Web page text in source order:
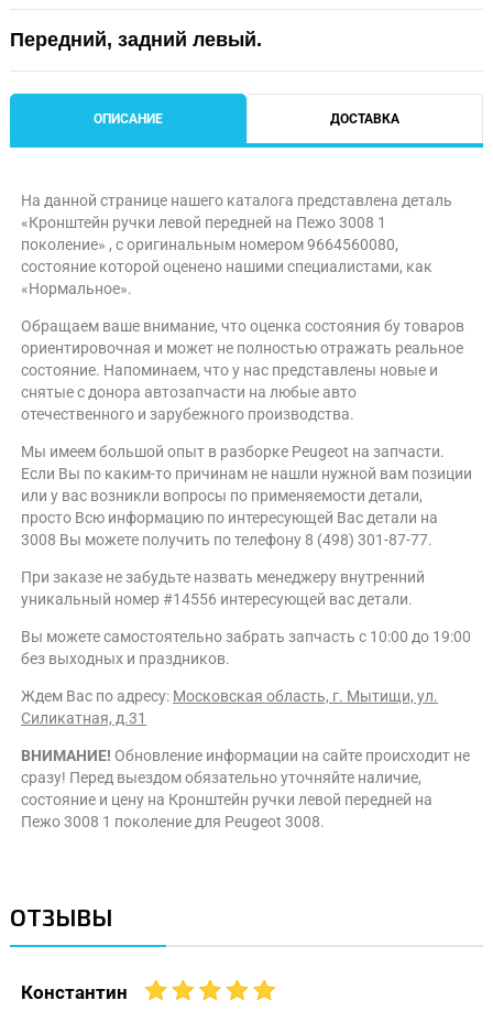
Передний, задний левый.
ОПИСАНИЕ ДОСТАВКА
На данной странице нашего каталога представлена деталь
«Кронштейн ручки левой передней на Пежо 3008 1
поколение» , с оригинальным номером 9664560080,
состояние которой оценено нашими специалистами, как
«Нормальное».
Обращаем ваше внимание, что оценка состояния бу товаров
ориентировочная и может не полностью отражать реальное
состояние. Напоминаем, что у нас представлены новые и
снятые с донора автозапчасти на любые авто
отечественного и зарубежного производства.
Мы имеем большой опыт в разборке Peugeot на запчасти.
Если Вы по каким-то причинам не нашли нужной вам позиции
или у вас возникли вопросы по применяемости детали,
просто Всю информацию по интересующей Вас детали на
3008 Вы можете получить по телефону 8 (498) 301-87-77.
При заказе не забудьте назвать менеджеру внутренний
уникальный номер #14556 интересующей вас детали.
Вы можете самостоятельно забрать запчасть с 10:00 до 19:00
без выходных и праздников.
Ждем Вас по адресу: Московская область, г. Мытищи, ул.
Силикатная, д.31
ВНИМАНИЕ! Обновление информации на сайте происходит не
сразу! Перед выездом обязательно уточняйте наличие,
состояние и цену на Кронштейн ручки левой передней на
Пежо 3008 1 поколение для Peugeot 3008.
ОТЗЫВЫ
Константин